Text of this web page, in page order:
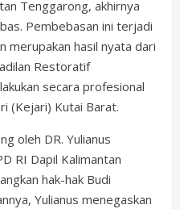
Tenggarong, akhirnya
Pembebasan ini terjadi
merupakan hasil nyata dari
Restoratif
secara profesional
(Kejari) Kutai Barat.
oleh DR. Yulianus
RI Dapil Kalimantan
hak-hak Budi
Yulianus menegaskan